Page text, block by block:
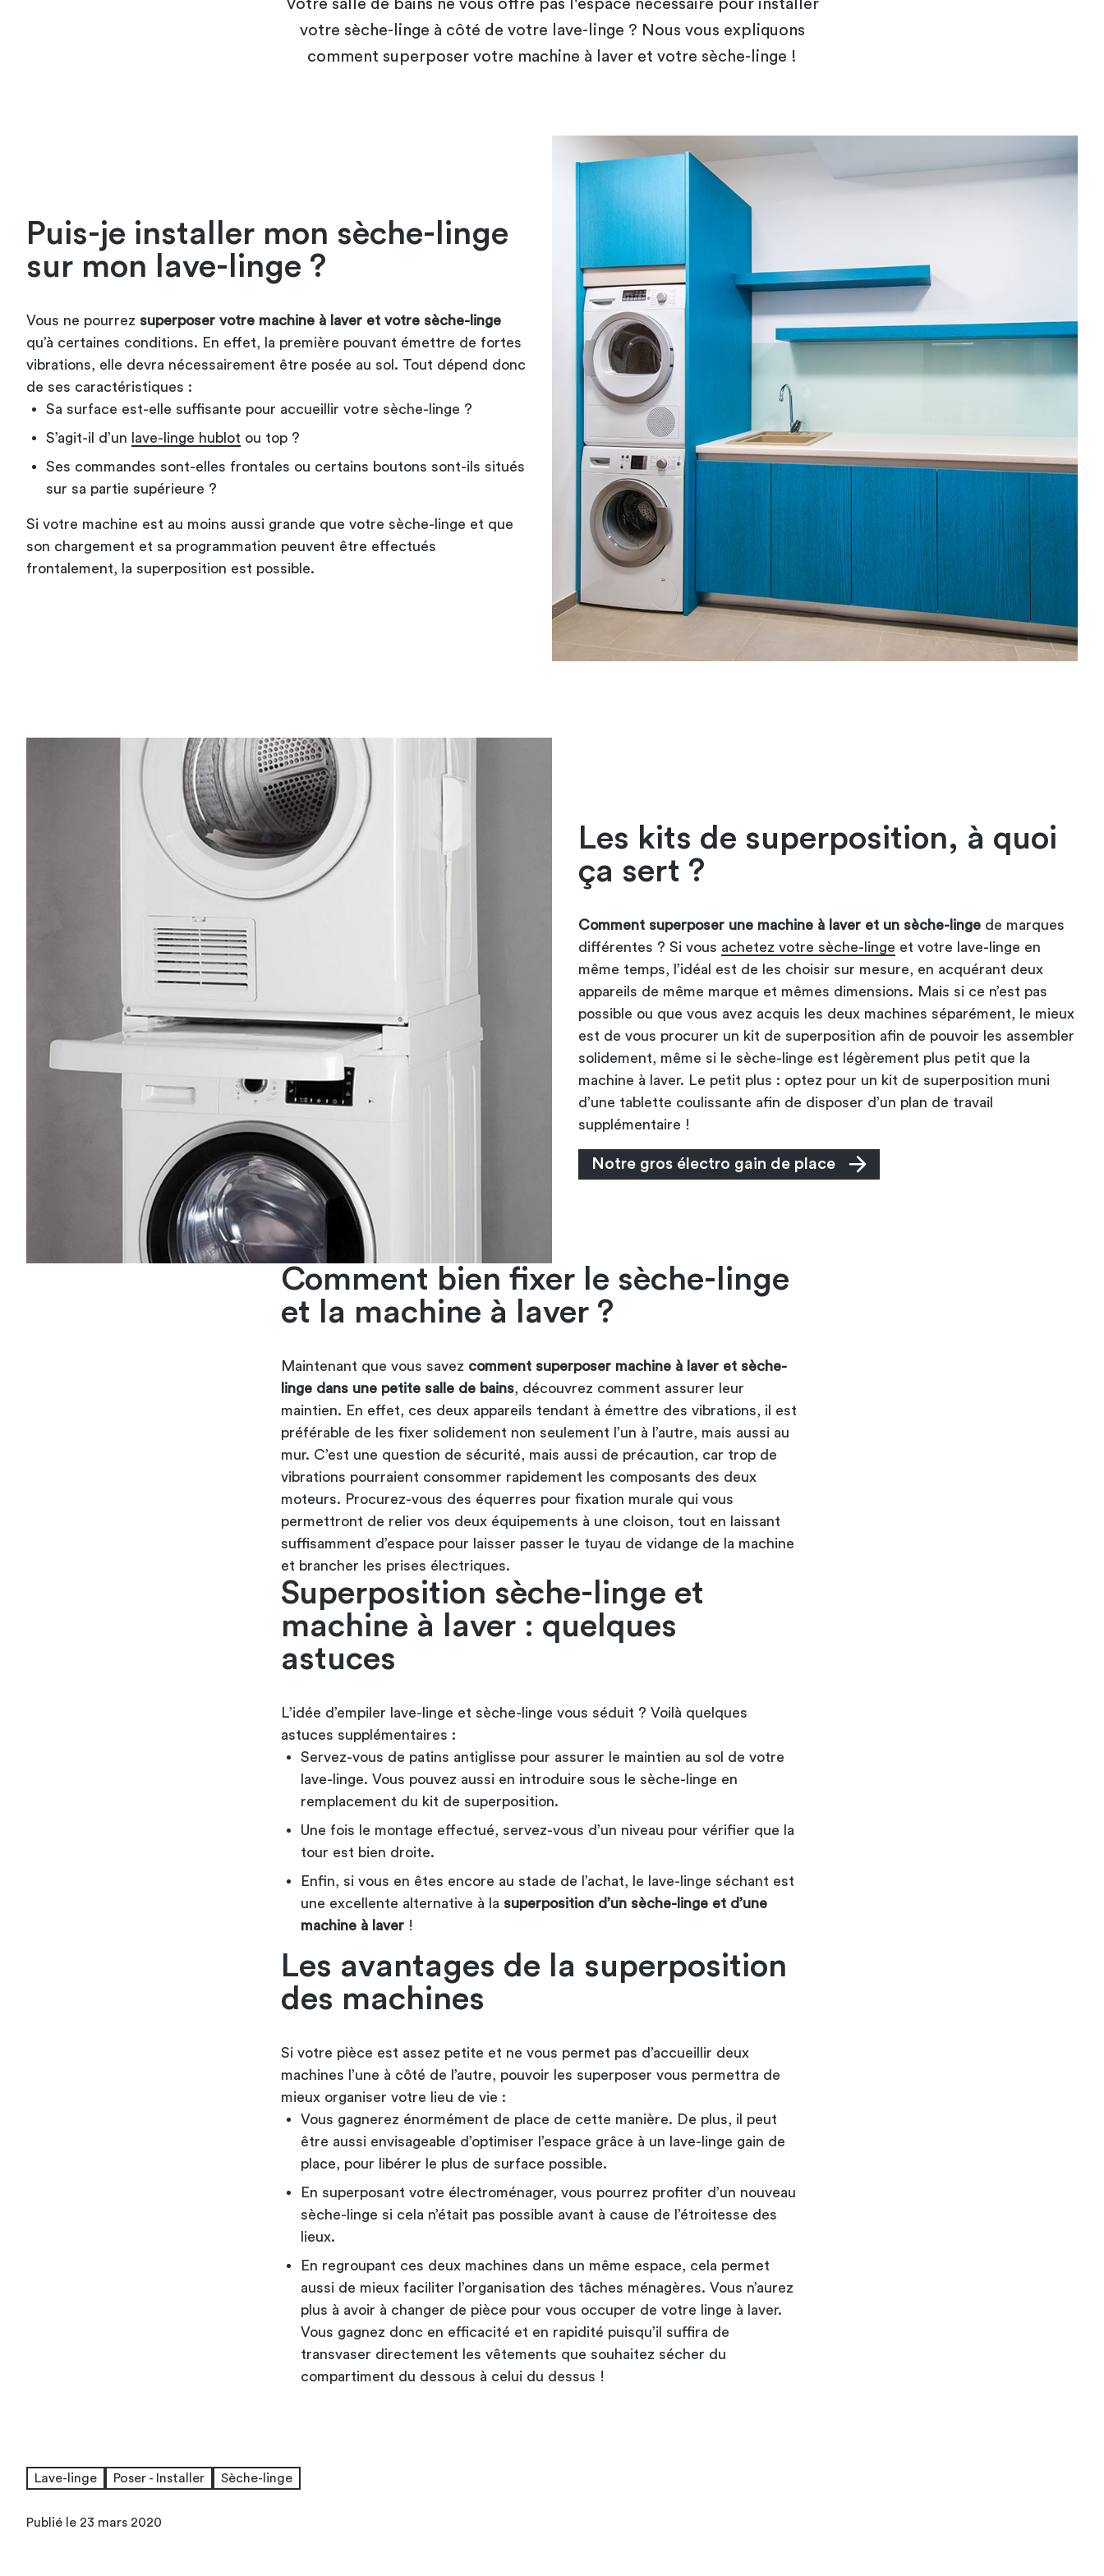
Votre salle de bains ne vous offre pas l'espace nécessaire pour installer
votre sèche-linge à côté de votre lave-linge ? Nous vous expliquons
comment superposer votre machine à laver et votre sèche-linge !
Puis-je installer mon sèche-linge
sur mon lave-linge ?
Vous ne pourrez superposer votre machine à laver et votre sèche-linge
qu’à certaines conditions. En effet, la première pouvant émettre de fortes
vibrations, elle devra nécessairement être posée au sol. Tout dépend donc
de ses caractéristiques :
Sa surface est-elle suffisante pour accueillir votre sèche-linge ?
S’agit-il d’un
lave-linge hublot ou top ?
Ses commandes sont-elles frontales ou certains boutons sont-ils situés
sur sa partie supérieure ?
Si votre machine est au moins aussi grande que votre sèche-linge et que
son chargement et sa programmation peuvent être effectués
frontalement, la superposition est possible.
Les kits de superposition, à quoi
ça sert ?
Comment superposer une machine à laver et un sèche-linge de marques
différentes ? Si vous achetez votre sèche-linge et votre lave-linge en
même temps, l’idéal est de les choisir sur mesure, en acquérant deux
appareils de même marque et mêmes dimensions. Mais si ce n’est pas
possible ou que vous avez acquis les deux machines séparément, le mieux
est de vous procurer un kit de superposition afin de pouvoir les assembler
solidement, même si le sèche-linge est légèrement plus petit que la
machine à laver. Le petit plus : optez pour un kit de superposition muni
d’une tablette coulissante afin de disposer d’un plan de travail
supplémentaire !
Notre gros électro gain de place
Comment bien fixer le sèche-linge
et la machine à laver ?
Maintenant que vous savez comment superposer machine à laver et sèche-
linge dans une petite salle de bains, découvrez comment assurer leur
maintien. En effet, ces deux appareils tendant à émettre des vibrations, il est
préférable de les fixer solidement non seulement l’un à l’autre, mais aussi au
mur. C’est une question de sécurité, mais aussi de précaution, car trop de
vibrations pourraient consommer rapidement les composants des deux
moteurs. Procurez-vous des équerres pour fixation murale qui vous
permettront de relier vos deux équipements à une cloison, tout en laissant
suffisamment d’espace pour laisser passer le tuyau de vidange de la machine
et brancher les prises électriques.
Superposition sèche-linge et
machine à laver : quelques
astuces
L’idée d’empiler lave-linge et sèche-linge vous séduit ? Voilà quelques
astuces supplémentaires :
Servez-vous de patins antiglisse pour assurer le maintien au sol de votre
lave-linge. Vous pouvez aussi en introduire sous le sèche-linge en
remplacement du kit de superposition.
Une fois le montage effectué, servez-vous d’un niveau pour vérifier que la
tour est bien droite.
Enfin, si vous en êtes encore au stade de l’achat, le lave-linge séchant est
une excellente alternative à la superposition d’un sèche-linge et d’une
machine à laver !
Les avantages de la superposition
des machines
Si votre pièce est assez petite et ne vous permet pas d’accueillir deux
machines l’une à côté de l’autre, pouvoir les superposer vous permettra de
mieux organiser votre lieu de vie :
Vous gagnerez énormément de place de cette manière. De plus, il peut
être aussi envisageable d’optimiser l’espace grâce à un lave-linge gain de
place, pour libérer le plus de surface possible.
En superposant votre électroménager, vous pourrez profiter d’un nouveau
sèche-linge si cela n’était pas possible avant à cause de l’étroitesse des
lieux.
En regroupant ces deux machines dans un même espace, cela permet
aussi de mieux faciliter l’organisation des tâches ménagères. Vous n’aurez
plus à avoir à changer de pièce pour vous occuper de votre linge à laver.
Vous gagnez donc en efficacité et en rapidité puisqu’il suffira de
transvaser directement les vêtements que souhaitez sécher du
compartiment du dessous à celui du dessus !
Lave-linge Poser - Installer Sèche-linge
Publié le 23 mars 2020